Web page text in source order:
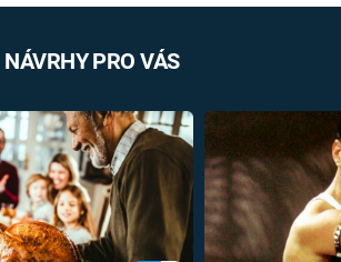
NÁVRHY PRO VÁS